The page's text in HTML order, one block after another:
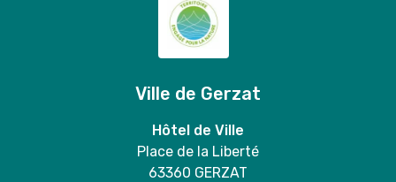
Ville de Gerzat
Hôtel de Ville
Place de la Liberté
63360 GERZAT